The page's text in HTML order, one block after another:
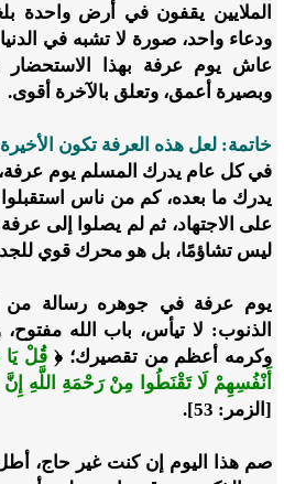
الملايين يقفون في أرض واحدة
ودعاء واحد، صورة لا تشبه في
عاش يوم عرفة بهذا
وبصيرة أعمق، وتعلق بالآخرة أقوى.
خاتمة: لعل هذه العرفة تكون
في كل عام يدرك المسلم يوم
يدرك ما بعده، كم من ناس
على الاجتهاد، ثم لم يصلوا إلى عرفة
ليس تشاؤمًا، بل هو محرك قوي
يوم عرفة في جوهره رسالة من
الذنوب: لا تيأس، باب الله
وكرمه أعظم من تقصيرك؛ ﴿ قُلْ يَا
أَنْفُسِهِمْ لَا تَقْنَطُوا مِنْ رَحْمَةِ اللَّهِ إِنَّ
[الزمر: 53].
صم هذا اليوم إن كنت غير حاج،